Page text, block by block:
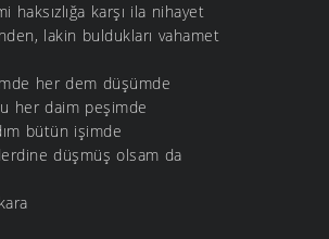
haksızlığa karşı ila nihayet
lakin buldukları vahamet
her dem düşümde
her daim peşimde
bütün işimde
düşmüş olsam da